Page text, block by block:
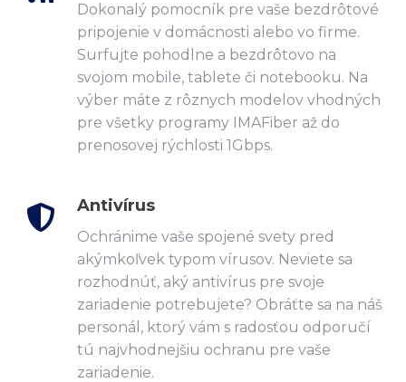
Dokonalý pomocník pre vaše bezdrôtové
pripojenie v domácnosti alebo vo firme.
Surfujte pohodlne a bezdrôtovo na
svojom mobile, tablete či notebooku. Na
výber máte z rôznych modelov vhodných
pre všetky programy IMAFiber až do
prenosovej rýchlosti 1Gbps.
Antivírus
Ochránime vaše spojené svety pred
akýmkoľvek typom vírusov. Neviete sa
rozhodnúť, aký antivírus pre svoje
zariadenie potrebujete? Obráťte sa na náš
personál, ktorý vám s radosťou odporučí
tú najvhodnejšiu ochranu pre vaše
zariadenie.